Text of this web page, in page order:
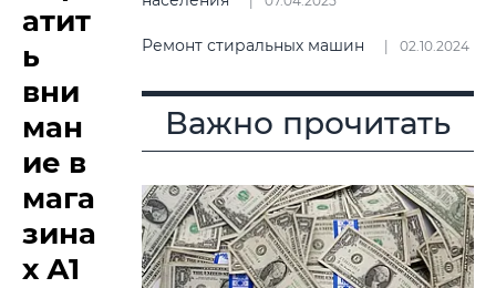
атит
ь
вни
ман
ие в
мага
зина
х А1
Ремонт стиральных машин 02.10.2024
Важно прочитать